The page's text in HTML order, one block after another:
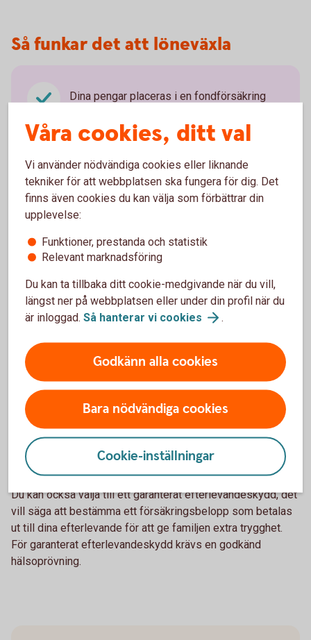
Så funkar det att löneväxla
Dina pengar placeras i en fondförsäkring
placera i.
skattefritt, byta fond under spartiden.
Du kan ta ut pengarna från din 55-årsdag.
Utbetalning måste ske under minst fem år.
Pengarna betalas vanligtvis ut månadsvis
och beskattas som inkomst av tjänst.
Skydd för efterlevande
Ditt pensionssparande tecknas automatiskt med
återbetalningsskydd. Det betyder att om du skulle avlida
betalas värdet av din pensionsförsäkring ut till dina
efterlevande. Om du väljer bort återbetalningsskyddet görs
det inte några utbetalningar efter din död. I gengäld får du
något högre ålderspension.
Du kan också välja till ett garanterat efterlevandeskydd, det
vill säga att bestämma ett försäkringsbelopp som betalas
ut till dina efterlevande för att ge familjen extra trygghet.
För garanterat efterlevandeskydd krävs en godkänd
hälsoprövning.
Våra cookies, ditt val
Vi använder nödvändiga cookies eller liknande
tekniker för att webbplatsen ska fungera för dig. Det
finns även cookies du kan välja som förbättrar din
upplevelse:
Funktioner, prestanda och statistik
Relevant marknadsföring
Du kan ta tillbaka ditt cookie-medgivande när du vill,
längst ner på webbplatsen eller under din profil när du
är inloggad. Så hanterar vi cookies .
Godkänn alla cookies
Bara nödvändiga cookies
Cookie-inställningar